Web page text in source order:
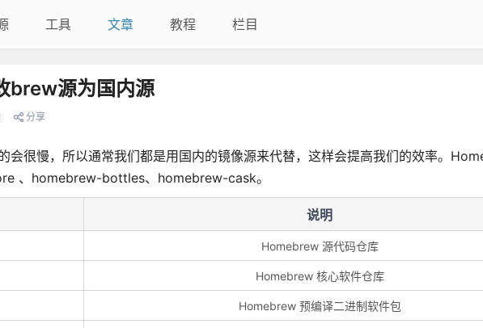
工具 文章 教程 栏目
brew源为国内源
分享
会很慢，所以通常我们都是用国内的镜像源来代替，这样会提高我们的效率。
、homebrew-bottles、homebrew-cask。
说明
Homebrew 源代码仓库
Homebrew 核心软件仓库
Homebrew 预编译二进制软件包